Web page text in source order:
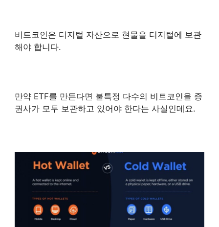
비트코인은 디지털 자산으로 현물을 디지털에 보관
해야 합니다.
만약 ETF를 만든다면 불특정 다수의 비트코인을 증
권사가 모두 보관하고 있어야 한다는 사실인데요.